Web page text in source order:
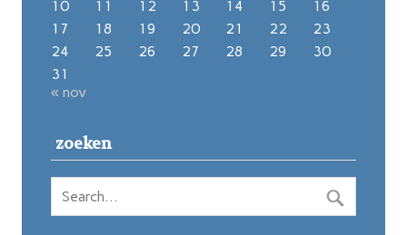
10
11 12 13 14 15
16
17
18 19 20 21 22
23
24
25 26 27 28 29
30
31
« nov
zoeken